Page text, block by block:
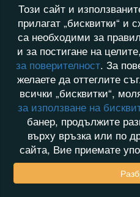
Този сайт и
прилагат „бисквитки“ и
са необходими за
и за постигане на
за поверителност. За
желаете да оттеглите
всички „бисквитки“,
за използване на
банер, продължите
върху връзка или по
сайта, Вие приемате